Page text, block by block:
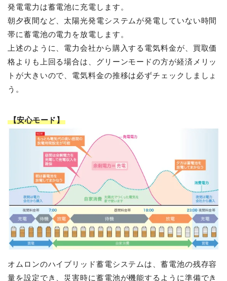
発電電力は蓄電池に充電します。
朝夕夜間など、太陽光発電システムが発電していない時間
帯に蓄電池の電力を放電します。
上述のように、電力会社から購入する電気料金が、買取価
格よりも上回る場合は、グリーンモードの方が経済メリッ
トが大きいので、電気料金の推移は必ずチェックしましょ
う。
【安心モード】
オムロンのハイブリッド蓄電システムは、蓄電池の残存容
量を設定でき、災害時に蓄電池が機能するように準備でき